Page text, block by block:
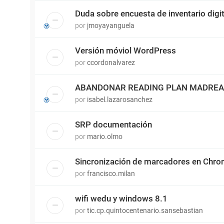
Duda sobre encuesta de inventario
por jmoyayanguela
Versión móviol WordPress
porccordonalvarez
ABANDONAR READING PLAN
por isabel.lazarosanchez
SRP documentación
por mario.olmo
Sincronización de marcadores en
porfrancisco.milan
wifi wedu y windows 8.1
portic.cp.quintocentenario.sansebastian